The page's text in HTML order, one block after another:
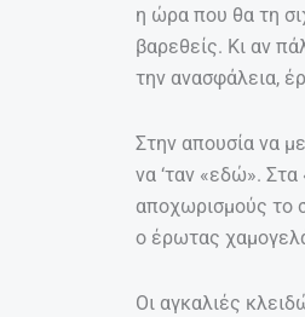
η ώρα που θα τη
βαρεθείς. Κι αν
την ανασφάλεια,
Στην απουσία να
να ‘ταν «εδώ».
αποχωρισμούς το
ο έρωτας
Οι αγκαλιές